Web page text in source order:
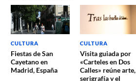
CULTURA
Fiestas de San
Cayetano en
Madrid, España
CULTURA
Visita guiada por
«Carteles en Dos
Calles» reúne arte,
serigrafía y el